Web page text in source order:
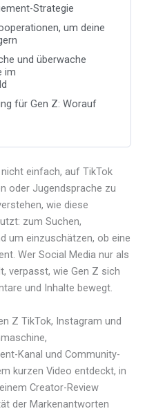
Strategie
um deine
und überwache
im
für Gen Z: Worauf
einfach, auf TikTok
oder Jugendsprache zu
wie diese
zum Suchen,
um einzuschätzen, ob eine
Wer Social Media nur als
verpasst, wie Gen Z sich
und Inhalte bewegt.
Z TikTok, Instagram und
Kanal und Community-
kurzen Video entdeckt, in
Creator-Review
der Markenantworten